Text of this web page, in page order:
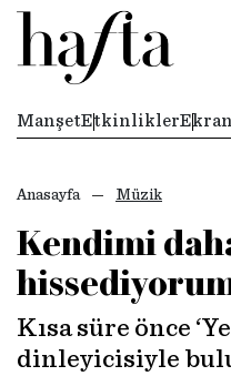
ManşetEtkinliklerEkran
Anasayfa Müzik
Kendimi
Kısa süre önce
dinleyicisiyle